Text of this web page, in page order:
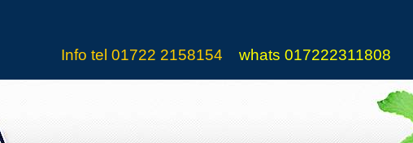
Info tel 01722 2158154 whats 017222311808